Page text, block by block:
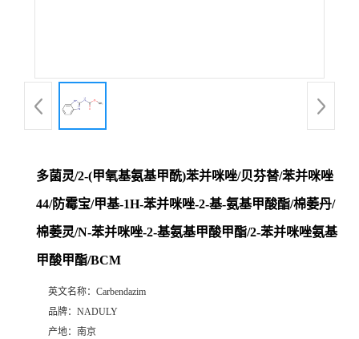
多菌灵/2-(甲氧基氨基甲酰)苯并咪唑/贝芬替/苯并咪唑
44/防霉宝/甲基-1H-苯并咪唑-2-基-氨基甲酸酯/棉萎丹/
棉萎灵/N-苯并咪唑-2-基氨基甲酸甲酯/2-苯并咪唑氨基
甲酸甲酯/BCM
英文名称： Carbendazim
品牌： NADULY
产地： 南京